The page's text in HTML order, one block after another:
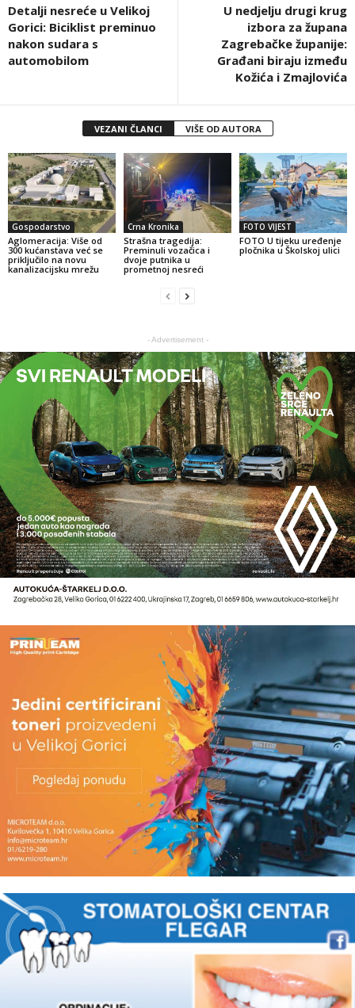
Detalji nesreće u Velikoj
Gorici: Biciklist preminuo
nakon sudara s
automobilom
U nedjelju drugi krug
izbora za župana
Zagrebačke županije:
Građani biraju između
Kožića i Zmajlovića
VEZANI ČLANCI VIŠE OD AUTORA
Gospodarstvo
Aglomeracija: Više od
300 kućanstava već se
priključilo na novu
kanalizacijsku mrežu
Crna Kronika
Strašna tragedija:
Preminuli vozačica i
dvoje putnika u
prometnoj nesreći
FOTO VIJEST
FOTO U tijeku uređenje
pločnika u Školskoj ulici
- Advertisement -